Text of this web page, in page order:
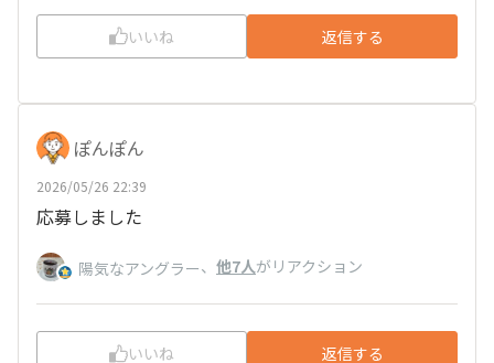
いいね 返信する
ぽんぽん
2026/05/26 22:39
応募しました
陽気なアングラー、 他7人がリアクション
いいね 返信する